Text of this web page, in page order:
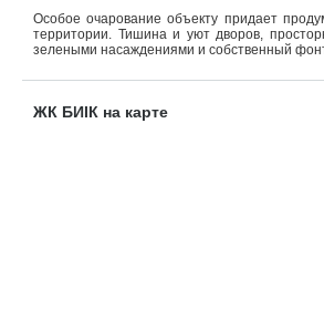
Особое очарование объекту придает
территории. Тишина и уют дворов,
зелеными насаждениями и собственный
ЖК БИIК на карте